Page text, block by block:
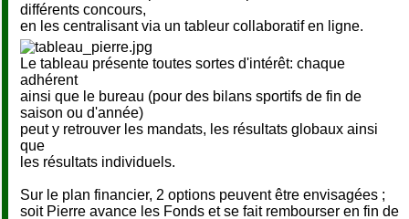
différents concours,
en les centralisant via un tableur collaboratif en ligne.
Le tableau présente toutes sortes d'intérêt: chaque
adhérent
ainsi que le bureau (pour des bilans sportifs de fin de
saison ou d'année)
peut y retrouver les mandats, les résultats globaux ainsi
que
les résultats individuels.
Sur le plan financier, 2 options peuvent être envisagées ;
soit Pierre avance les Fonds et se fait rembourser en fin de